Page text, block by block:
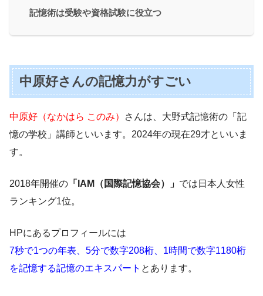
記憶術は受験や資格試験に役立つ
中原好さんの記憶力がすごい
中原好（なかはら このみ）
さんは、大野式記憶術の「記
憶の学校」講師といいます。2024年の現在29才といいま
す。
2018年開催の 「IAM（国際記憶協会）」 では日本人女性
ランキング1位。
HPにあるプロフィールには
7秒で1つの年表、5分で数字208桁、 1時間で数字1180桁
を記憶する記憶のエキスパート とあります。